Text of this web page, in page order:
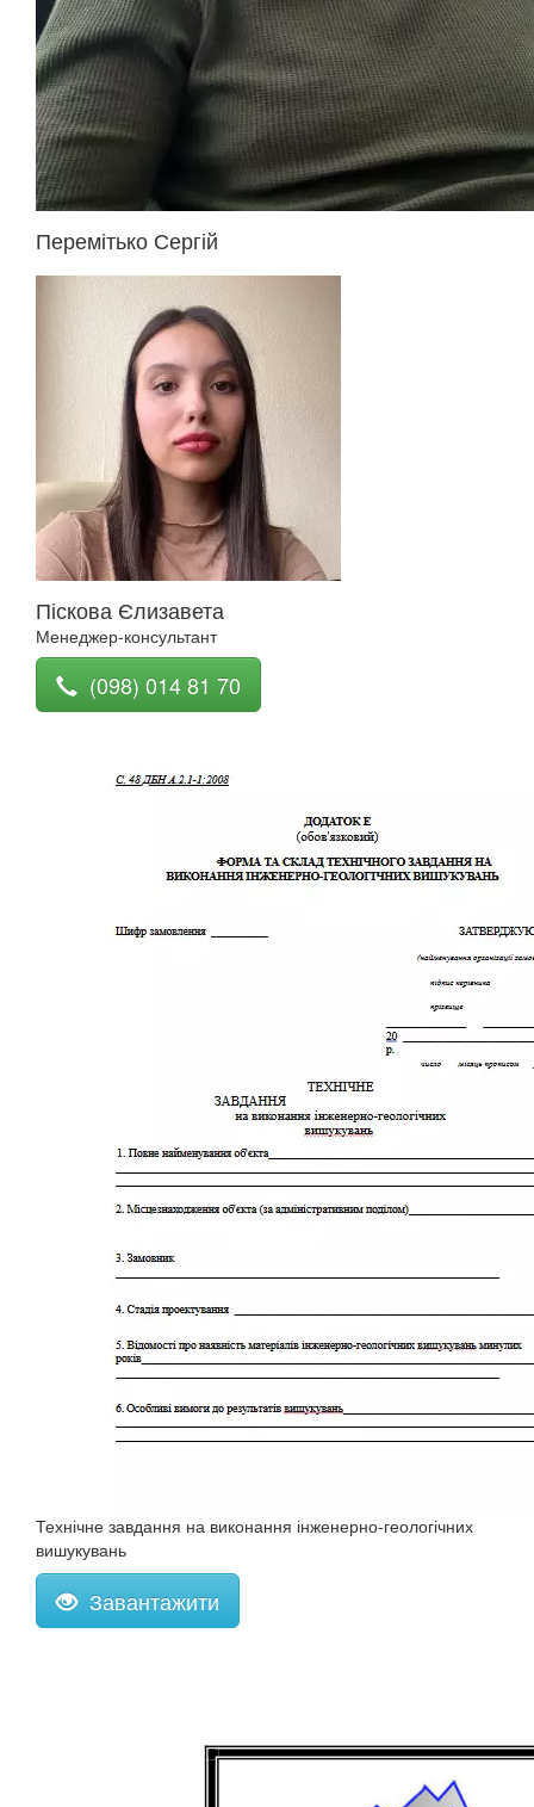
Перемітько Сергій
Піскова Єлизавета
Менеджер-консультант
(098) 014 81 70
Технічне завдання на виконання інженерно-геологічних
вишукувань
Завантажити